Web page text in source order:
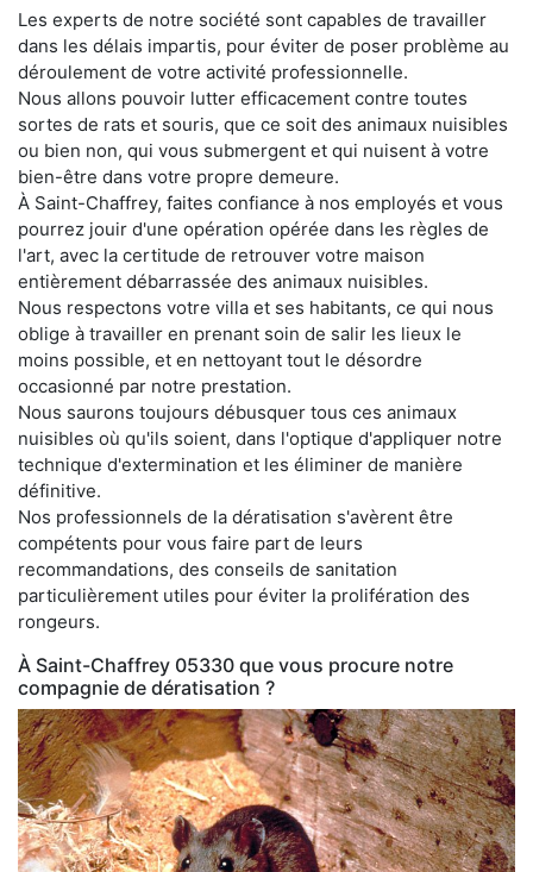
Les experts de notre société sont capables de travailler
dans les délais impartis, pour éviter de poser problème au
déroulement de votre activité professionnelle.
Nous allons pouvoir lutter efficacement contre toutes
sortes de rats et souris, que ce soit des animaux nuisibles
ou bien non, qui vous submergent et qui nuisent à votre
bien-être dans votre propre demeure.
À Saint-Chaffrey, faites confiance à nos employés et vous
pourrez jouir d'une opération opérée dans les règles de
l'art, avec la certitude de retrouver votre maison
entièrement débarrassée des animaux nuisibles.
Nous respectons votre villa et ses habitants, ce qui nous
oblige à travailler en prenant soin de salir les lieux le
moins possible, et en nettoyant tout le désordre
occasionné par notre prestation.
Nous saurons toujours débusquer tous ces animaux
nuisibles où qu'ils soient, dans l'optique d'appliquer notre
technique d'extermination et les éliminer de manière
définitive.
Nos professionnels de la dératisation s'avèrent être
compétents pour vous faire part de leurs
recommandations, des conseils de sanitation
particulièrement utiles pour éviter la prolifération des
rongeurs.
À Saint-Chaffrey 05330 que vous procure notre
compagnie de dératisation ?